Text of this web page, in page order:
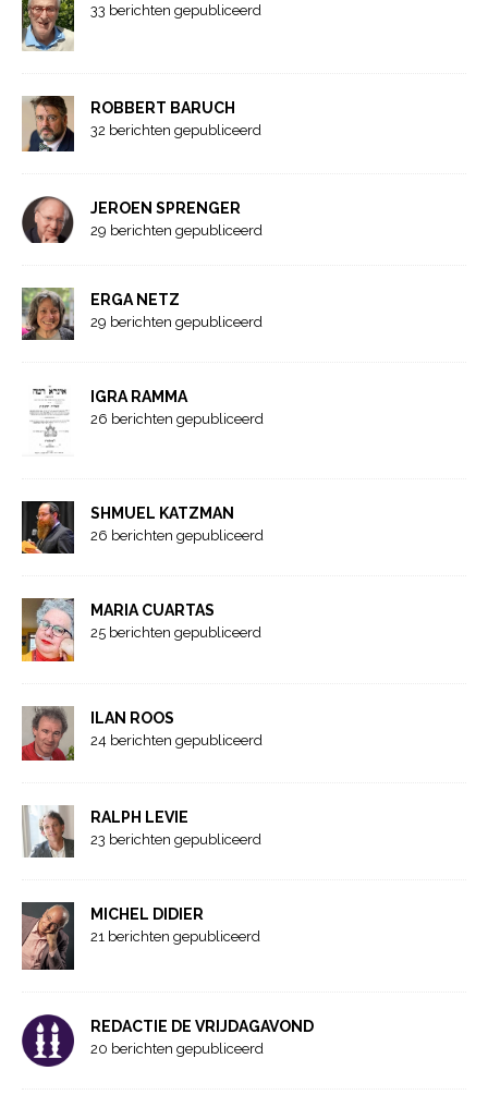
33 berichten gepubliceerd
ROBBERT BARUCH
32 berichten gepubliceerd
JEROEN SPRENGER
29 berichten gepubliceerd
ERGA NETZ
29 berichten gepubliceerd
IGRA RAMMA
26 berichten gepubliceerd
SHMUEL KATZMAN
26 berichten gepubliceerd
MARIA CUARTAS
25 berichten gepubliceerd
ILAN ROOS
24 berichten gepubliceerd
RALPH LEVIE
23 berichten gepubliceerd
MICHEL DIDIER
21 berichten gepubliceerd
REDACTIE DE VRIJDAGAVOND
20 berichten gepubliceerd